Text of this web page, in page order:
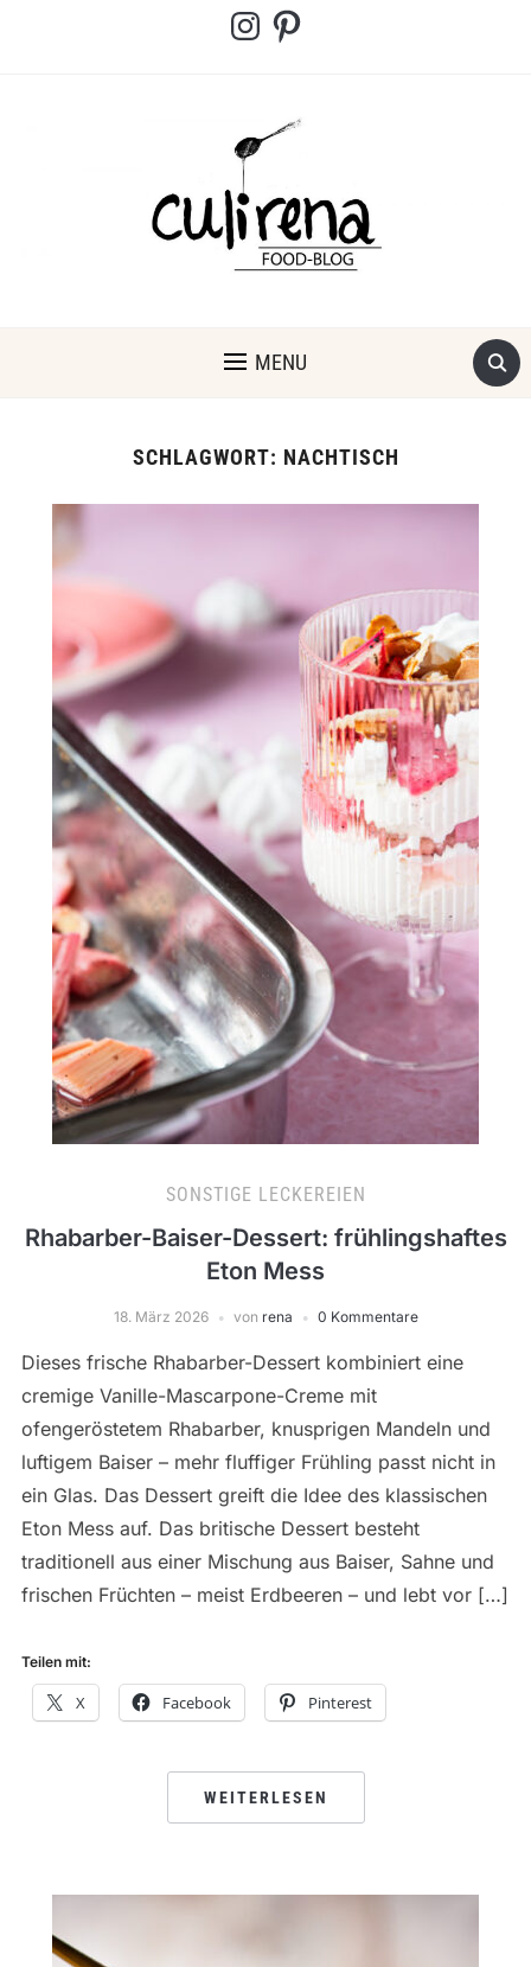
InstagramPinterest
MENU
SCHLAGWORT: NACHTISCH
SONSTIGE LECKEREIEN
Rhabarber-Baiser-Dessert: frühlingshaftes
Eton Mess
18. März 2026 von rena 0 Kommentare
Dieses frische Rhabarber-Dessert kombiniert eine
cremige Vanille-Mascarpone-Creme mit
ofengeröstetem Rhabarber, knusprigen Mandeln und
luftigem Baiser – mehr fluffiger Frühling passt nicht in
ein Glas. Das Dessert greift die Idee des klassischen
Eton Mess auf. Das britische Dessert besteht
traditionell aus einer Mischung aus Baiser, Sahne und
frischen Früchten – meist Erdbeeren – und lebt vor […]
Teilen mit:
X Facebook Pinterest
WEITERLESEN